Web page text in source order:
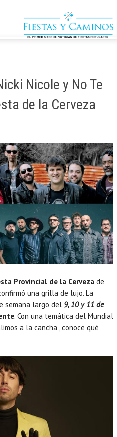
Nicole y No Te
de la Cerveza
Provincial de la Cerveza de
una grilla de lujo. La
semana largo del 9, 10 y 11 de
. Con una temática del Mundial
a la cancha”, conoce qué